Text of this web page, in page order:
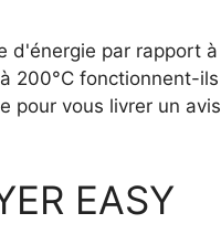
d'énergie par rapport à
200°C fonctionnent-ils
pour vous livrer un avis
EASY